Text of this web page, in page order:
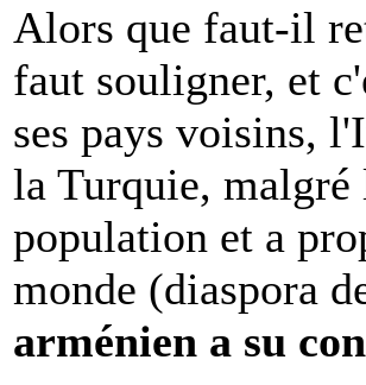
Alors que faut-il
faut souligner, et
ses pays voisins,
la Turquie, malgré
population et a
monde (diaspora
arménien a su